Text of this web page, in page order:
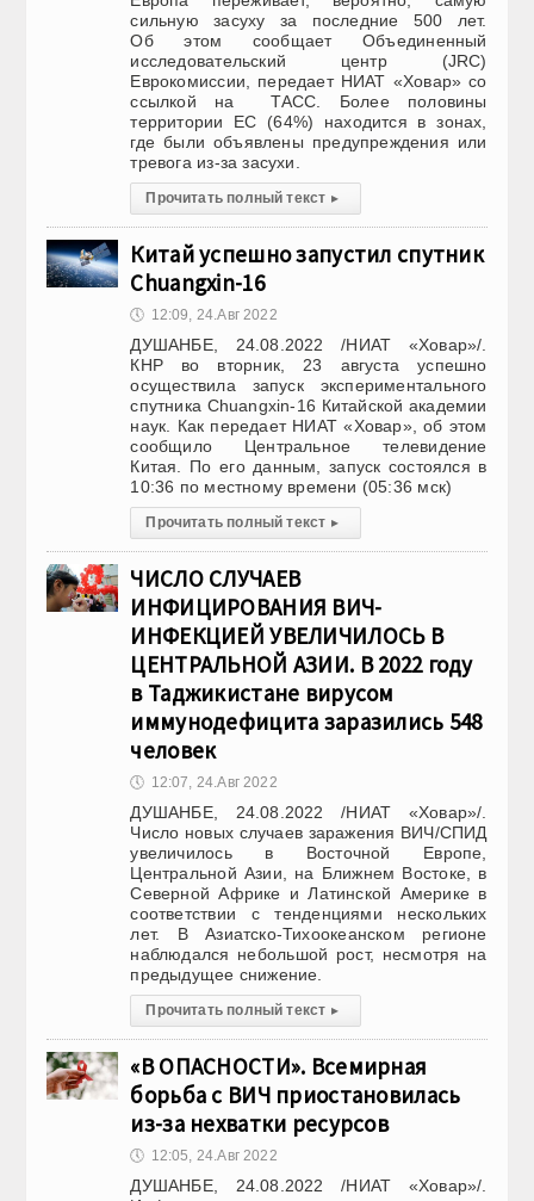
сильную засуху за последние 500 лет.
Об этом сообщает Объединенный
исследовательский центр (JRC)
Еврокомиссии, передает НИАТ «Ховар» со
ссылкой на ТАСС. Более половины
территории ЕС (64%) находится в зонах,
где были объявлены предупреждения или
тревога из-за засухи.
Прочитать полный текст ▸
Китай успешно запустил спутник
Chuangxin-16
🕔 12:09, 24.Авг 2022
ДУШАНБЕ, 24.08.2022 /НИАТ «Ховар»/.
КНР во вторник, 23 августа успешно
осуществила запуск экспериментального
спутника Chuangxin-16 Китайской академии
наук. Как передает НИАТ «Ховар», об этом
сообщило Центральное телевидение
Китая. По его данным, запуск состоялся в
10:36 по местному времени (05:36 мск)
Прочитать полный текст ▸
ЧИСЛО СЛУЧАЕВ
ИНФИЦИРОВАНИЯ ВИЧ-
ИНФЕКЦИЕЙ УВЕЛИЧИЛОСЬ В
ЦЕНТРАЛЬНОЙ АЗИИ. В 2022 году
в Таджикистане вирусом
иммунодефицита заразились 548
человек
🕔 12:07, 24.Авг 2022
ДУШАНБЕ, 24.08.2022 /НИАТ «Ховар»/.
Число новых случаев заражения ВИЧ/СПИД
увеличилось в Восточной Европе,
Центральной Азии, на Ближнем Востоке, в
Северной Африке и Латинской Америке в
соответствии с тенденциями нескольких
лет. В Азиатско-Тихоокеанском регионе
наблюдался небольшой рост, несмотря на
предыдущее снижение.
Прочитать полный текст ▸
«В ОПАСНОСТИ». Всемирная
борьба с ВИЧ приостановилась
из-за нехватки ресурсов
🕔 12:05, 24.Авг 2022
ДУШАНБЕ, 24.08.2022 /НИАТ «Ховар»/.